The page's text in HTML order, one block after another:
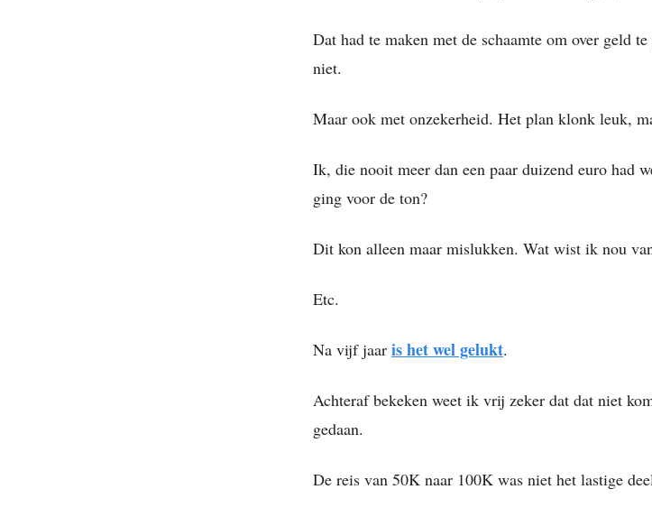
Dat had te maken met de schaamte om over geld
niet.
Maar ook met onzekerheid. Het plan klonk leuk,
Ik, die nooit meer dan een paar duizend euro had
ging voor de ton?
Dit kon alleen maar mislukken. Wat wist ik nou
Etc.
Na vijf jaar is het wel gelukt.
Achteraf bekeken weet ik vrij zeker dat dat niet
gedaan.
De reis van 50K naar 100K was niet het lastige